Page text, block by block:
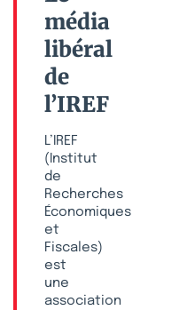
média
libéral
de
l’IREF
L’IREF
(Institut
de
Recherches
Économiques
et
Fiscales)
est
une
association